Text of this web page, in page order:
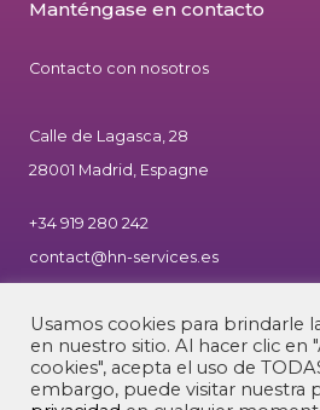
Manténgase en contacto
Contacto con nosotros
Calle de Lagasca, 28
28001 Madrid, Espagne
+34 919 280 242
contact@hn-services.es
Usamos cookies para brindarle
en nuestro sitio. Al hacer clic en
cookies", acepta el uso de
embargo, puede visitar nuestra